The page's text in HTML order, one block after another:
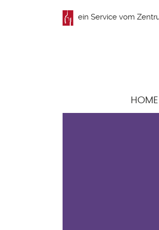
ein Service vom
HOME